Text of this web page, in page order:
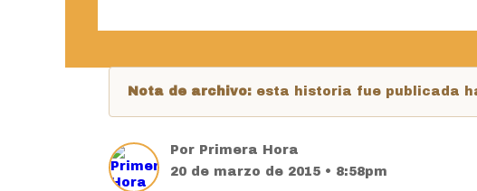
Nota de archivo: esta historia fue publicada
Por Primera Hora
20 de marzo de 2015 • 8:58pm